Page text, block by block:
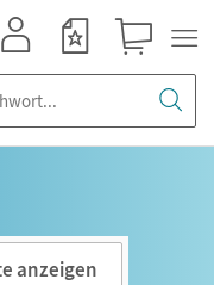
anzeigen